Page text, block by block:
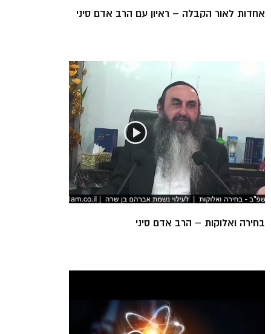
אחדות לאור הקבלה – ראיון עם הרב אדם סיני
בחירה ואלוקות – הרב אדם סיני